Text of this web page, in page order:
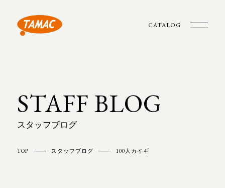
CATALOG
STAFF BLOG
スタッフブログ
TOP スタッフブログ 100人カイギ